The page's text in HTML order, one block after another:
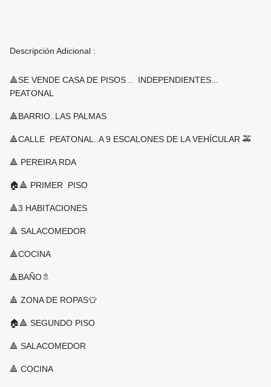
Descripción Adicional :
🔺SE VENDE CASA DE PISOS .. INDEPENDIENTES...
PEATONAL
🔺BARRIO..LAS PALMAS
🔺CALLE PEATONAL..A 9 ESCALONES DE LA VEHÍCULAR 🚕
🔺 PEREIRA RDA
🏠🔺 PRIMER PISO
🔺3 HABITACIONES
🔺 SALACOMEDOR
🔺COCINA
🔺BAÑO🚿
🔺 ZONA DE ROPAS👕
🏠🔺 SEGUNDO PISO
🔺 SALACOMEDOR
🔺 COCINA